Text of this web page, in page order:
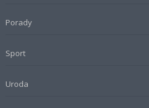
Porady
Sport
Uroda